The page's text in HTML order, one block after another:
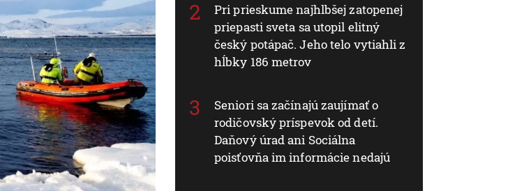
Pri prieskume najhlbšej zatopenej
priepasti sveta sa utopil elitný
český potápač. Jeho telo vytiahli z
hĺbky 186 metrov
Seniori sa začínajú zaujímať o
rodičovský príspevok od detí.
Daňový úrad ani Sociálna
poisťovňa im informácie nedajú